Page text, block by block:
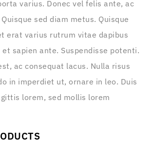
varius. Donec vel felis ante, ac
sed diam metus. Quisque
erat varius rutrum vitae dapibus
sapien ante. Suspendisse potenti.
ac consequat lacus. Nulla risus
in imperdiet ut, ornare in leo. Duis
lorem, sed mollis lorem